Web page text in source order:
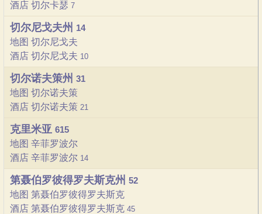
酒店 切尔卡瑟 7
切尔尼戈夫州 14
地图 切尔尼戈夫
酒店 切尔尼戈夫 10
切尔诺夫策州 31
地图 切尔诺夫策
酒店 切尔诺夫策 21
克里米亚 615
地图 辛菲罗波尔
酒店 辛菲罗波尔 14
第聂伯罗彼得罗夫斯克州 52
地图 第聂伯罗彼得罗夫斯克
酒店 第聂伯罗彼得罗夫斯克 45